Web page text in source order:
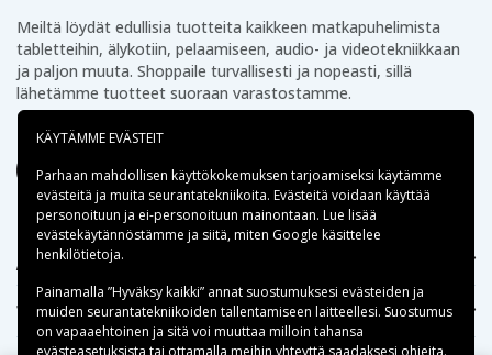
Meiltä löydät edullisia tuotteita kaikkeen matkapuhelimista
tabletteihin, älykotiin, pelaamiseen, audio- ja videotekniikkaan
ja paljon muuta. Shoppaile turvallisesti ja nopeasti, sillä
lähetämme tuotteet suoraan varastostamme.
Apua
Tekniikkaosat.fi
KÄYTÄMME EVÄSTEIT
Parhaan mahdollisen käyttökokemuksen tarjoamiseksi käytämme
evästeitä ja muita seurantatekniikoita. Evästeitä voidaan käyttää
personoituun ja ei-personoituun mainontaan. Lue lisää
evästekäytännöstämme ja siitä, miten Google käsittelee
henkilötietoja.
Painamalla ”Hyväksy kaikki” annat suostumuksesi evästeiden ja
muiden seurantatekniikoiden tallentamiseen laitteellesi. Suostumus
on vapaaehtoinen ja sitä voi muuttaa milloin tahansa
evästeasetuksista tai ottamalla meihin yhteyttä saadaksesi ohjeita.